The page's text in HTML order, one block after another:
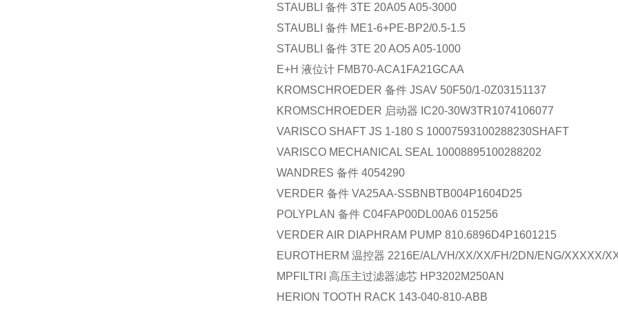
STAUBLI 备件 3TE 20A05 A05-3000
STAUBLI 备件 ME1-6+PE-BP2/0.5-1.5
STAUBLI 备件 3TE 20 AO5 A05-1000
E+H 液位计 FMB70-ACA1FA21GCAA
KROMSCHROEDER 备件 JSAV 50F50/1-0Z03151137
KROMSCHROEDER 启动器 IC20-30W3TR1074106077
VARISCO SHAFT JS 1-180 S 10007593100288230SHAFT
VARISCO MECHANICAL SEAL 10008895100288202
WANDRES 备件 4054290
VERDER 备件 VA25AA-SSBNBTB004P1604D25
POLYPLAN 备件 C04FAP00DL00A6 015256
VERDER AIR DIAPHRAM PUMP 810.6896D4P1601215
EUROTHERM 温控器 2216E/AL/VH/XX/XX/FH/2DN/ENG/XXXXX/
MPFILTRI 高压主过滤器滤芯 HP3202M250AN
HERION TOOTH RACK 143-040-810-ABB